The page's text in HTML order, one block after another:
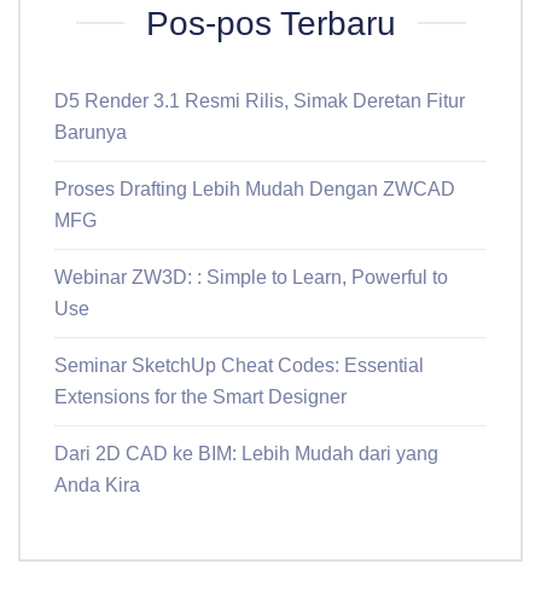
Pos-pos Terbaru
D5 Render 3.1 Resmi Rilis, Simak Deretan Fitur
Barunya
Proses Drafting Lebih Mudah Dengan ZWCAD
MFG
Webinar ZW3D: : Simple to Learn, Powerful to
Use
Seminar SketchUp Cheat Codes: Essential
Extensions for the Smart Designer
Dari 2D CAD ke BIM: Lebih Mudah dari yang
Anda Kira